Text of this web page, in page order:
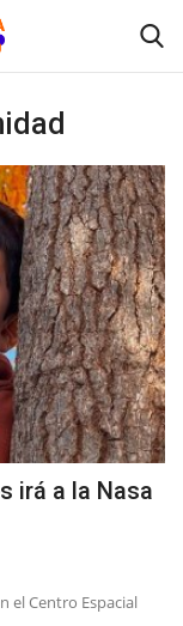
irá a la Nasa
el Centro Espacial